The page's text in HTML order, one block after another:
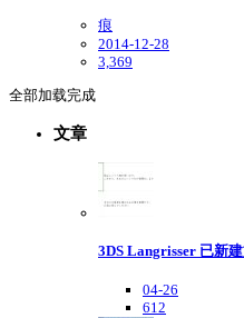
痕
2014-12-28
3,369
全部加载完成
文章
3DS Langrisser 已新
04-26
612